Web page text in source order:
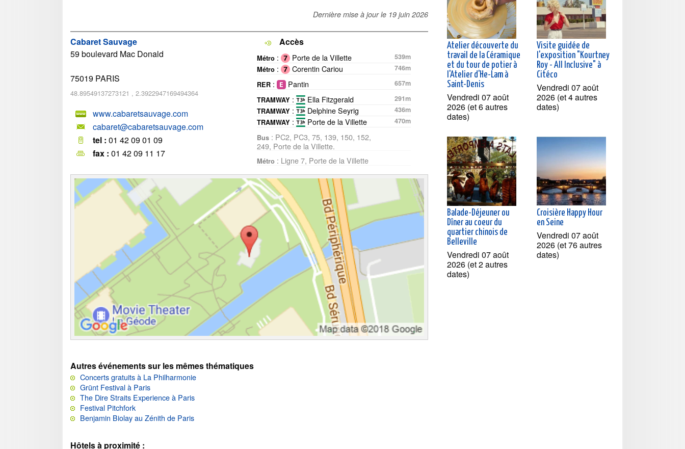
Dernière mise à jour le 19 juin 2026
Cabaret Sauvage
59 boulevard Mac Donald
75019 PARIS
48.89549137273121 , 2.3922947169494364
www.cabaretsauvage.com
cabaret@cabaretsauvage.com
tel : 01 42 09 01 09
fax : 01 42 09 11 17
Accès
Métro : Porte de la Villette
539m
Métro : Corentin Cariou
746m
RER : Pantin
657m
TRAMWAY : Ella Fitzgerald
291m
TRAMWAY : Delphine Seyrig
436m
TRAMWAY : Porte de la Villette
470m
Bus : PC2, PC3, 75, 139, 150, 152,
249, Porte de la Villette.
Métro : Ligne 7, Porte de la Villette
Autres événements sur les mêmes thématiques
Concerts gratuits à La Philharmonie
Grünt Festival à Paris
The Dire Straits Experience à Paris
Festival Pitchfork
Benjamin Biolay au Zénith de Paris
Hôtels à proximité :
Atelier découverte du
travail de la Céramique
et du tour de potier à
l'Atelier d'He-Lam à
Saint-Denis
Vendredi 07 août
2026 (et 6 autres
dates)
Visite guidée de
l'exposition "Kourtney
Roy - All Inclusive" à
Citéco
Vendredi 07 août
2026 (et 4 autres
dates)
Balade-Déjeuner ou
Dîner au coeur du
quartier chinois de
Belleville
Vendredi 07 août
2026 (et 2 autres
dates)
Croisière Happy Hour
en Seine
Vendredi 07 août
2026 (et 76 autres
dates)